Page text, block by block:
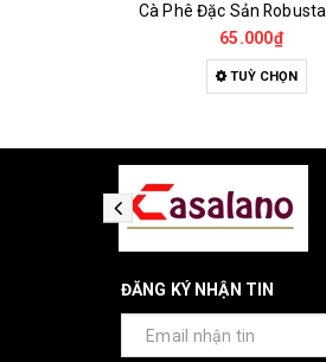
Trà hoa cà phê H2
135.000₫
MUA HÀNG
ĐĂNG KÝ NHẬN TIN